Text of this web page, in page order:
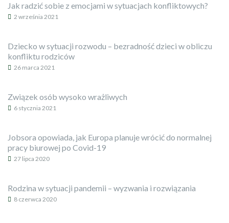
Jak radzić sobie z emocjami w sytuacjach konfliktowych?
2 września 2021
Dziecko w sytuacji rozwodu – bezradność dzieci w obliczu
konfliktu rodziców
26 marca 2021
Związek osób wysoko wrażliwych
6 stycznia 2021
Jobsora opowiada, jak Europa planuje wrócić do normalnej
pracy biurowej po Covid-19
27 lipca 2020
Rodzina w sytuacji pandemii – wyzwania i rozwiązania
8 czerwca 2020